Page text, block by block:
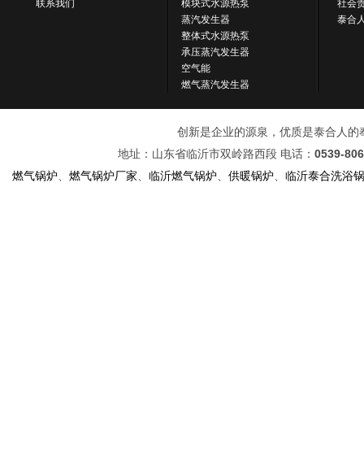
联系我们
模块式水源热泵
蒸汽发生器
整体式水源热泵
承压蒸汽发生器
空气能
燃气蒸汽发生器
社会
泰合
创新是企业的源泉，优质是泰合人
地址：山东省临沂市双岭路西段 电话： 0539-
燃气锅炉
燃气锅炉厂家 临沂燃气锅炉 供暖锅炉 临沂泰合洗浴